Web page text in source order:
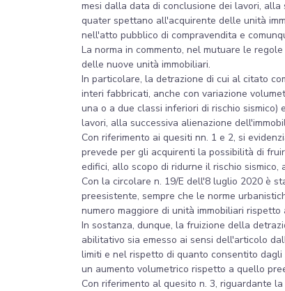
mesi dalla data di conclusione dei lavori,
quater spettano all'acquirente delle unità
nell'atto pubblico di compravendita e
La norma in commento, nel mutuare le
delle nuove unità immobiliari.
In particolare, la detrazione di cui al citato
interi fabbricati, anche con variazione
una o a due classi inferiori di rischio
lavori, alla successiva alienazione
Con riferimento ai quesiti nn. 1 e 2, si
prevede per gli acquirenti la possibilità di
edifici, allo scopo di ridurne il rischio
Con la circolare n. 19/E dell'8 luglio 2020 è
preesistente, sempre che le norme
numero maggiore di unità immobiliari rispetto
In sostanza, dunque, la fruizione della
abilitativo sia emesso ai sensi dell'articolo
limiti e nel rispetto di quanto consentito
un aumento volumetrico rispetto a quello
Con riferimento al quesito n. 3, riguardante